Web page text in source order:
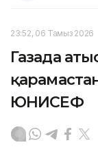
23:52, 06 Тамыз 2026
Газада
ЮНИСЕФ